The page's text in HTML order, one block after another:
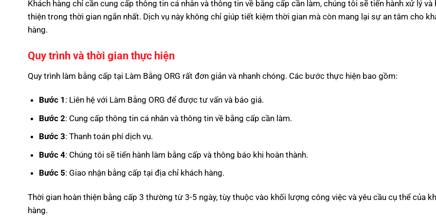
Khách hàng chỉ cần cung cấp thông tin cá nhân và thông tin về bằng cấp cần làm, chúng tôi sẽ tiến hành xử lý và
thiện trong thời gian ngắn nhất. Dịch vụ này không chỉ giúp tiết kiệm thời gian mà còn mang lại sự an tâm cho
hàng.
Quy trình và thời gian thực hiện
Quy trình làm bằng cấp tại Làm Bằng ORG rất đơn giản và nhanh chóng. Các bước thực hiện bao gồm:
Bước 1 : Liên hệ với Làm Bằng ORG để được tư vấn và báo giá.
Bước 2: Cung cấp thông tin cá nhân và thông tin về bằng cấp cần làm.
Bước 3: Thanh toán phí dịch vụ.
Bước 4: Chúng tôi sẽ tiến hành làm bằng cấp và thông báo khi hoàn thành.
Bước 5: Giao nhận bằng cấp tại địa chỉ khách hàng.
Thời gian hoàn thiện bằng cấp 3 thường từ 3-5 ngày, tùy thuộc vào khối lượng công việc và yêu cầu cụ thể của
hàng.